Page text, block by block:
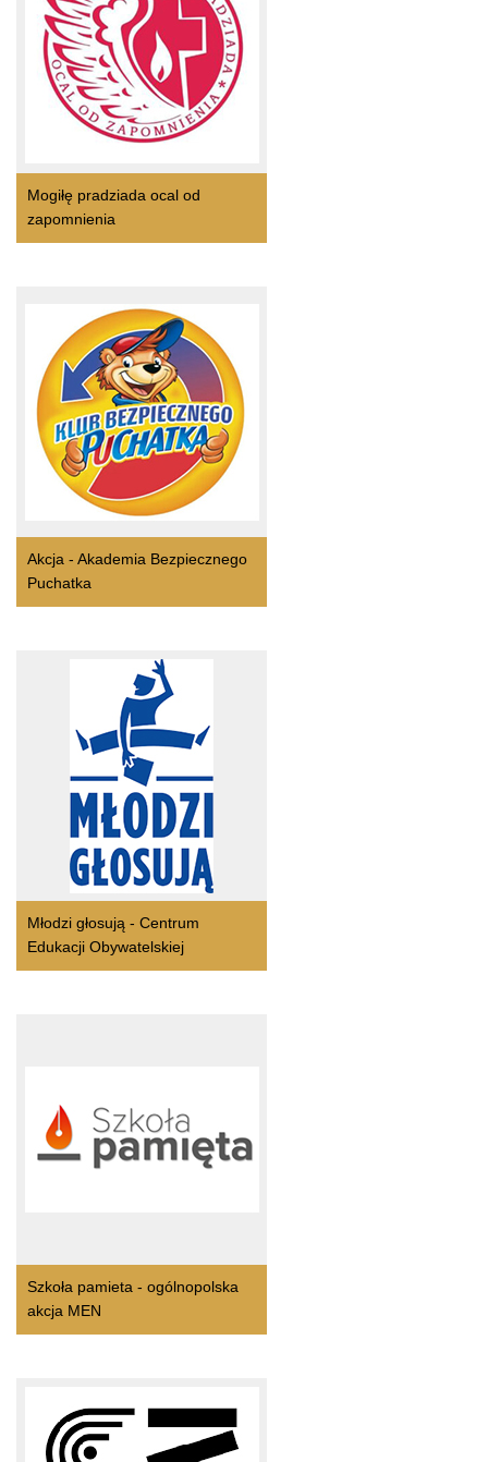
Mogiłę pradziada ocal od
zapomnienia
Akcja - Akademia Bezpiecznego
Puchatka
Młodzi głosują - Centrum
Edukacji Obywatelskiej
Szkoła pamieta - ogólnopolska
akcja MEN